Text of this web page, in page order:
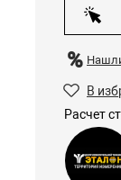
В
Расчет